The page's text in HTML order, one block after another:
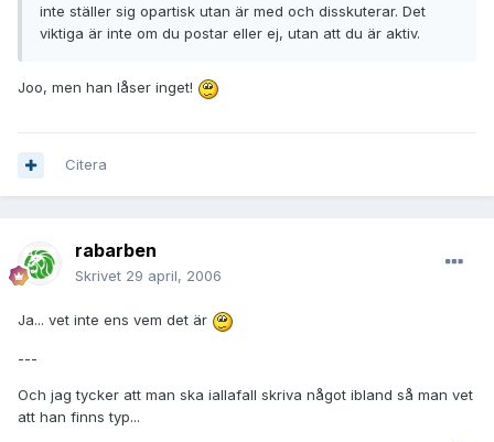
inte ställer sig opartisk utan är med och disskuterar. Det
viktiga är inte om du postar eller ej, utan att du är aktiv.
Joo, men han låser inget!
Citera
rabarben
Skrivet 29 april, 2006
Ja... vet inte ens vem det är
---
Och jag tycker att man ska iallafall skriva något ibland så man vet
att han finns typ...